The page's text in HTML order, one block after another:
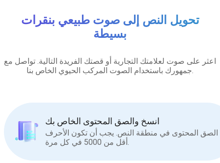
تحويل النص إلى صوت طبيعي بنقرات
بسيطة
اعثر على صوت لعلامتك التجارية أو قصتك الفريدة التالية. تواصل مع
جمهورك باستخدام الصوت المركب الحيوي الخاص بنا.
انسخ والصق المحتوى الخاص بك
الصق المحتوى في منطقة النص. يجب أن تكون الأحرف
أقل من 5000 في كل مرة.